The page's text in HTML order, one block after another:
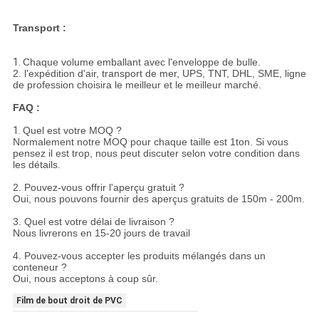
Transport :
1. Chaque volume emballant avec l'enveloppe de bulle.
2. l'expédition d'air, transport de mer, UPS, TNT, DHL, SME, ligne
de profession choisira le meilleur et le meilleur marché.
FAQ :
1. Quel est votre MOQ ?
Normalement notre MOQ pour chaque taille est 1ton. Si vous
pensez il est trop, nous peut discuter selon votre condition dans
les détails.
2. Pouvez-vous offrir l'aperçu gratuit ?
Oui, nous pouvons fournir des aperçus gratuits de 150m - 200m.
3. Quel est votre délai de livraison ?
Nous livrerons en 15-20 jours de travail
4. Pouvez-vous accepter les produits mélangés dans un
conteneur ?
Oui, nous acceptons à coup sûr.
Film de bout droit de PVC